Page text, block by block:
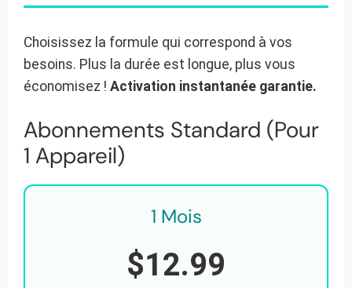
Choisissez la formule qui correspond à vos
besoins. Plus la durée est longue, plus vous
économisez ! Activation instantanée garantie.
Abonnements Standard (Pour
1 Appareil)
1 Mois
$12.99